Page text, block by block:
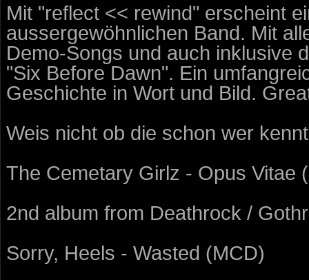
Mit "reflect << rewind" erscheint
aussergewöhnlichen Band. Mit
Demo-Songs und auch inklusive
"Six Before Dawn". Ein
Geschichte in Wort und Bild.
Weis nicht ob die schon wer
The Cemetary Girlz - Opus Vitae
2nd album from Deathrock /
Sorry, Heels - Wasted (MCD)